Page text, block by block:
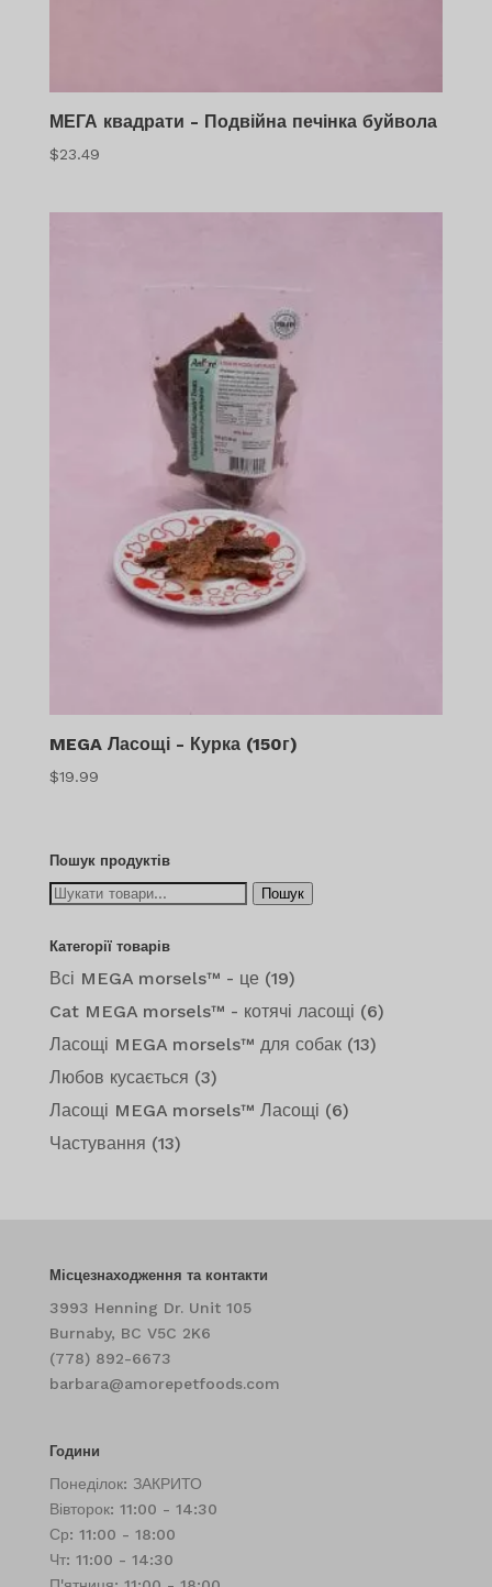
МЕГА квадрати - Подвійна печінка буйвола
$23.49
MEGA Ласощі - Курка (150г)
$19.99
Пошук продуктів
Шукайте: Пошук
Категорії товарів
Всі MEGA morsels™ - це (19)
Cat MEGA morsels™ - котячі ласощі (6)
Ласощі MEGA morsels™ для собак (13)
Любов кусається (3)
Ласощі MEGA morsels™ Ласощі (6)
Частування (13)
Місцезнаходження та контакти
3993 Henning Dr. Unit 105
Burnaby, BC V5C 2K6
(778) 892-6673
barbara@amorepetfoods.com
Години
Понеділок: ЗАКРИТО
Вівторок: 11:00 - 14:30
Ср: 11:00 - 18:00
Чт: 11:00 - 14:30